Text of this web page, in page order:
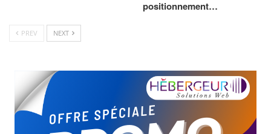
positionnement…
PREV NEXT